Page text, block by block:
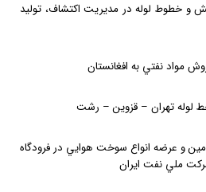
و خطوط لوله در مديريت اكتشاف، توليد
مواد نفتي به افغانستان
خط لوله تهران – قزوين – رشت
تامين و عرضه انواع سوخت هوايي در فرودگاه
ملي نفت ايران